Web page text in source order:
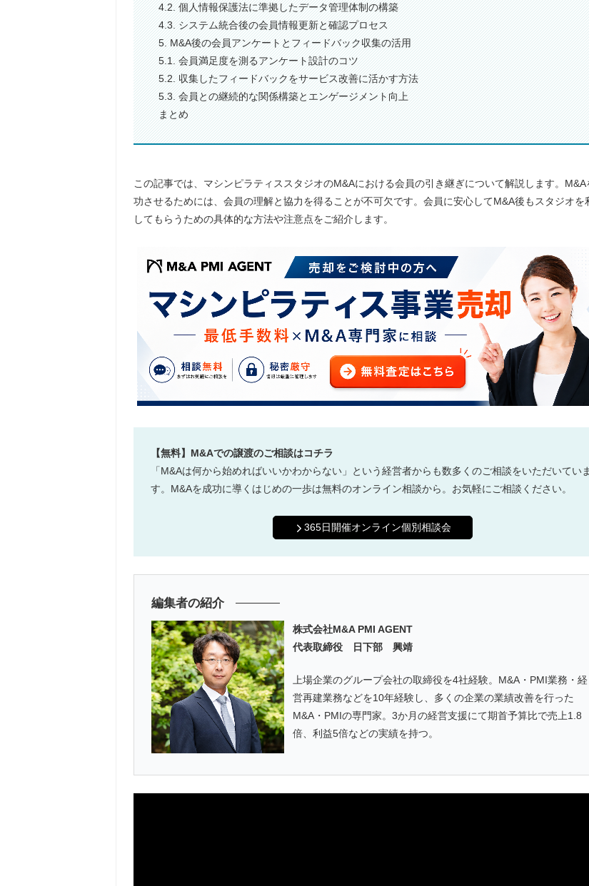
4.2. 個人情報保護法に準拠したデータ管理体制の構築
4.3. システム統合後の会員情報更新と確認プロセス
5. M&A後の会員アンケートとフィードバック収集の活用
5.1. 会員満足度を測るアンケート設計のコツ
5.2. 収集したフィードバックをサービス改善に活かす方法
5.3. 会員との継続的な関係構築とエンゲージメント向上
まとめ
この記事では、マシンピラティススタジオのM&Aにおける会員の引き継ぎについて解説します。M&A
功させるためには、会員の理解と協力を得ることが不可欠です。会員に安心してM&A後もスタジオを
してもらうための具体的な方法や注意点をご紹介します。
【無料】M&Aでの譲渡のご相談はコチラ
「M&Aは何から始めればいいかわからない」という経営者からも数多くのご相談をいただいていま
す。M&Aを成功に導くはじめの一歩は無料のオンライン相談から。お気軽にご相談ください。
365日開催オンライン個別相談会
編集者の紹介
株式会社M&A PMI AGENT
代表取締役 日下部 興靖
上場企業のグループ会社の取締役を4社経験。M&A・PMI業務・経
営再建業務などを10年経験し、多くの企業の業績改善を行った
M&A・PMIの専門家。3か月の経営支援にて期首予算比で売上1.8
倍、利益5倍などの実績を持つ。